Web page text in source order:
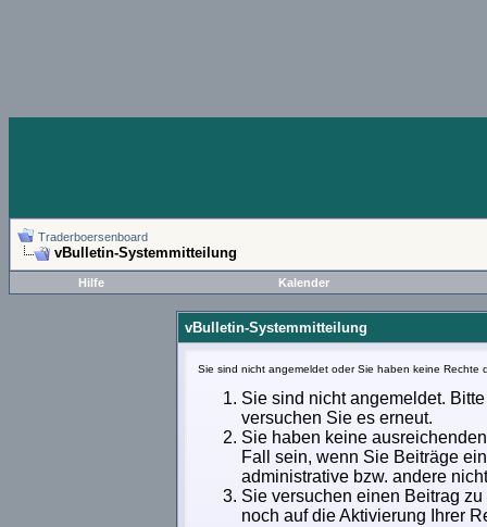
Traderboersenboard
vBulletin-Systemmitteilung
Hilfe Kalender
vBulletin-Systemmitteilung
Sie sind nicht angemeldet oder Sie haben keine
Sie sind nicht angemeldet.
versuchen Sie es erneut.
Sie haben keine
Fall sein, wenn Sie Beiträge
administrative bzw. andere
Sie versuchen einen Beitrag
noch auf die Aktivierung Ihrer